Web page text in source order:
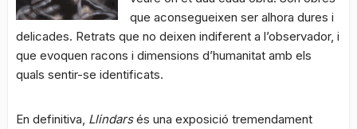
que aconsegueixen ser alhora dures i
delicades. Retrats que no deixen indiferent a l’observador, i
que evoquen racons i dimensions d’humanitat amb els
quals sentir-se identificats.
En definitiva, Llindarsés una exposició tremendament